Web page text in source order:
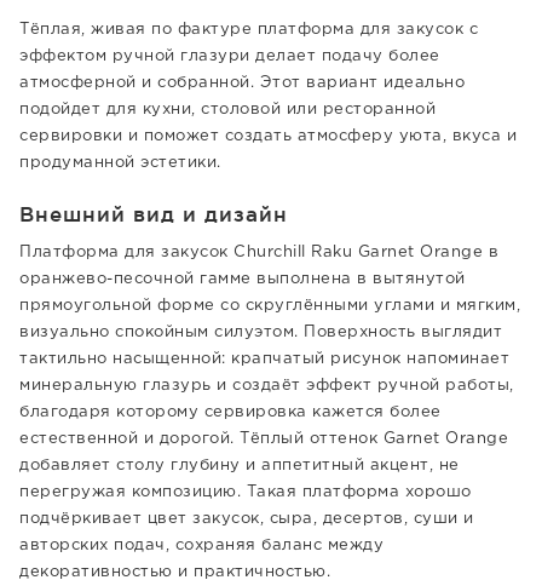
Тёплая, живая по фактуре платформа для закусок с
эффектом ручной глазури делает подачу более
атмосферной и собранной. Этот вариант идеально
подойдет для кухни, столовой или ресторанной
сервировки и поможет создать атмосферу уюта, вкуса и
продуманной эстетики.
Внешний вид и дизайн
Платформа для закусок Churchill Raku Garnet Orange в
оранжево-песочной гамме выполнена в вытянутой
прямоугольной форме со скруглёнными углами и мягким,
визуально спокойным силуэтом. Поверхность выглядит
тактильно насыщенной: крапчатый рисунок напоминает
минеральную глазурь и создаёт эффект ручной работы,
благодаря которому сервировка кажется более
естественной и дорогой. Тёплый оттенок Garnet Orange
добавляет столу глубину и аппетитный акцент, не
перегружая композицию. Такая платформа хорошо
подчёркивает цвет закусок, сыра, десертов, суши и
авторских подач, сохраняя баланс между
декоративностью и практичностью.